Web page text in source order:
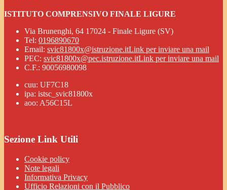
ISTITUTO COMPRENSIVO FINALE LIGURE
Via Brunenghi, 64 17024 - Finale Ligure (SV)
Tel: 0196890670
Email: svic81800x@istruzione.itLink per inviare una mail
PEC: svic81800x@pec.istruzione.itLink per inviare una mail
C.F.: 90056980098
cuu: UF7C18
ipa: istsc_svic81800x
aoo: A56C15L
Sezione Link Utili
Cookie policy
Note legali
Informativa Privacy
Ufficio Relazioni con il Pubblico